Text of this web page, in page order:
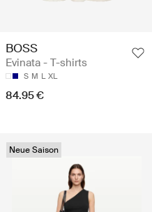
BOSS
Evinata - T-shirts
S M L XL
84.95 €
Neue Saison